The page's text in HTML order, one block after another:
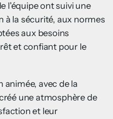
l'équipe ont suivi une
la sécurité, aux normes
aux besoins
et confiant pour le
avec de la
une atmosphère de
et leur